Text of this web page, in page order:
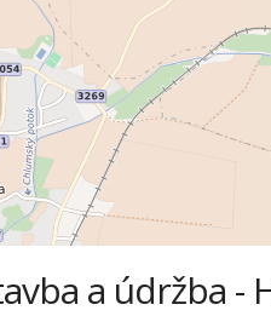
a údržba -